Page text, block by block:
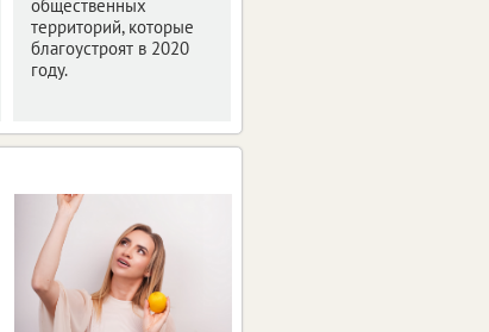
общественных
территорий, которые
благоустроят в 2020
году.